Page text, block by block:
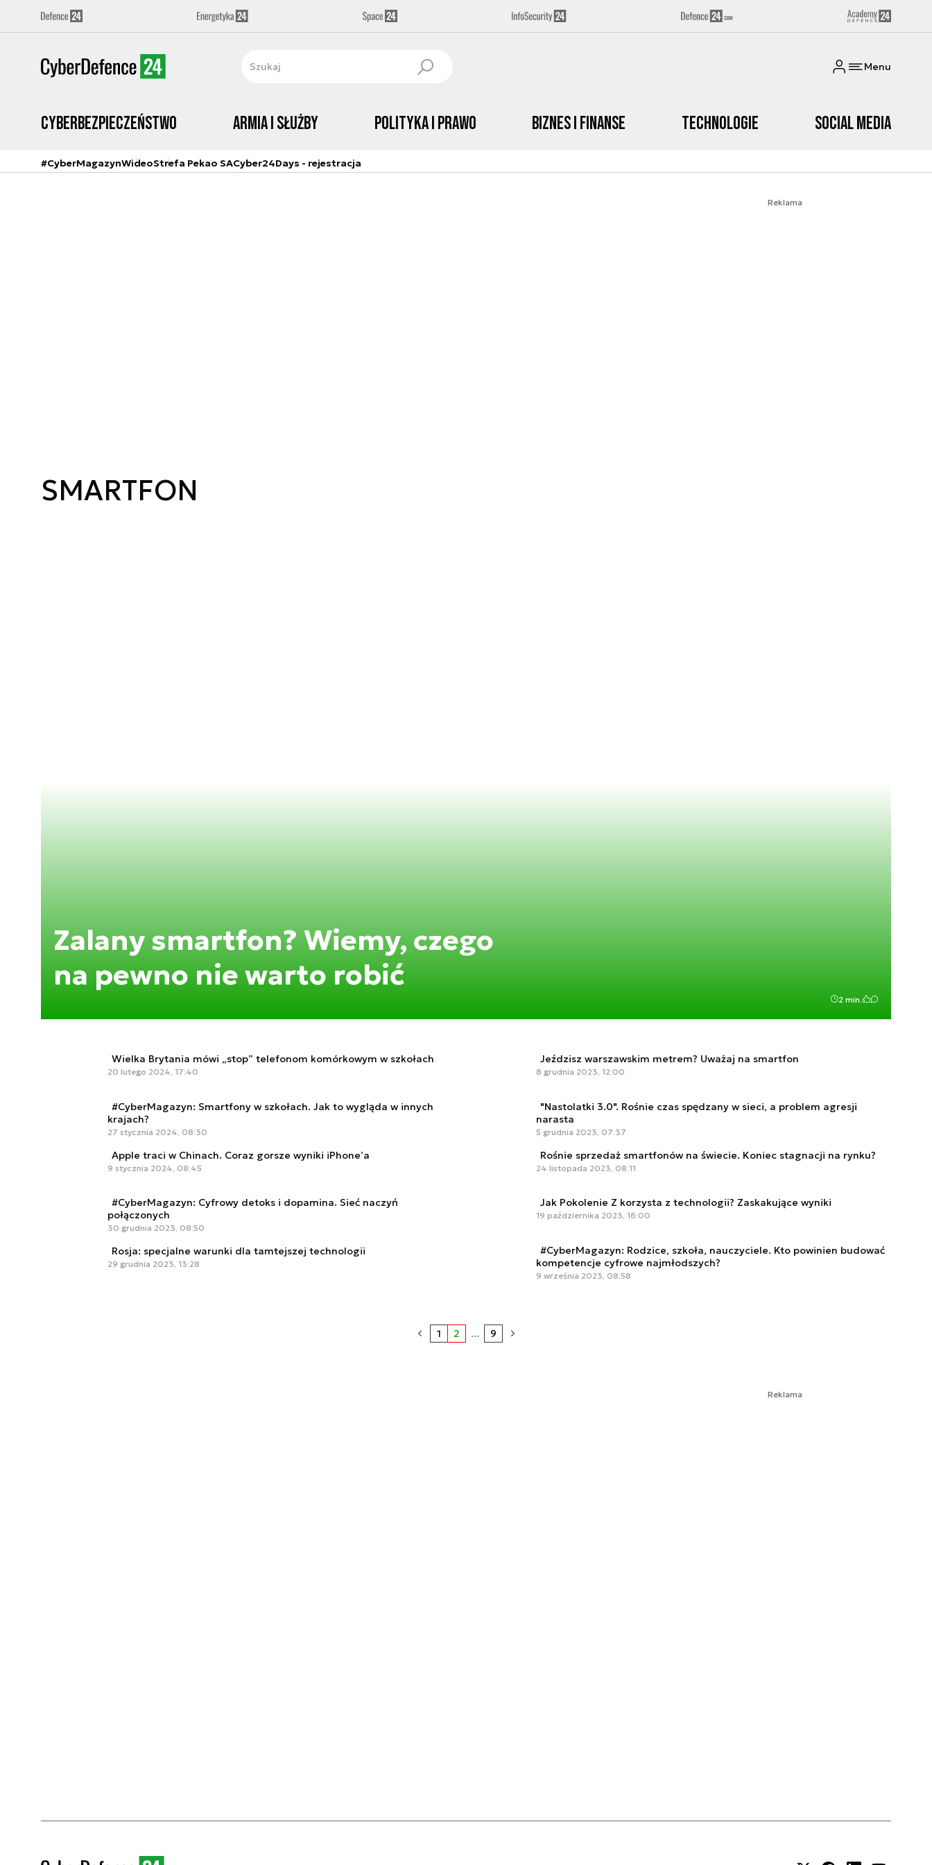
Menu
Cyberbezpieczeństwo Armia i Służby Polityka i prawo Biznes i Finanse Technologie Social media
#CyberMagazynWideoStrefa Pekao SACyber24Days - rejestracja
Reklama
SMARTFON
Zalany smartfon? Wiemy, czego
na pewno nie warto robić
2 min.
Wielka Brytania mówi „stop” telefonom komórkowym w szkołach
20 lutego 2024, 17:40
#CyberMagazyn: Smartfony w szkołach. Jak to wygląda w innych
krajach?
27 stycznia 2024, 08:30
Apple traci w Chinach. Coraz gorsze wyniki iPhone’a
9 stycznia 2024, 08:45
#CyberMagazyn: Cyfrowy detoks i dopamina. Sieć naczyń
połączonych
30 grudnia 2023, 08:50
Rosja: specjalne warunki dla tamtejszej technologii
29 grudnia 2023, 13:28
Jeździsz warszawskim metrem? Uważaj na smartfon
8 grudnia 2023, 12:00
"Nastolatki 3.0". Rośnie czas spędzany w sieci, a problem agresji
narasta
5 grudnia 2023, 07:37
Rośnie sprzedaż smartfonów na świecie. Koniec stagnacji na rynku?
24 listopada 2023, 08:11
Jak Pokolenie Z korzysta z technologii? Zaskakujące wyniki
19 października 2023, 16:00
#CyberMagazyn: Rodzice, szkoła, nauczyciele. Kto powinien budować
kompetencje cyfrowe najmłodszych?
9 września 2023, 08:58
1 2 ... 9
Reklama